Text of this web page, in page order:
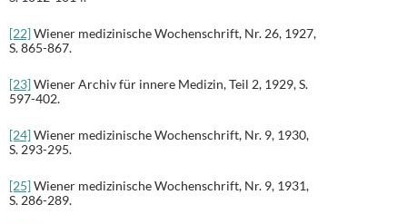
[22]Wiener medizinische Wochenschrift, Nr. 26, 1927,
S. 865-867.
[23]Wiener Archiv für innere Medizin, Teil 2, 1929, S.
597-402.
[24]Wiener medizinische Wochenschrift, Nr. 9, 1930,
S. 293-295.
[25]Wiener medizinische Wochenschrift, Nr. 9, 1931,
S. 286-289.